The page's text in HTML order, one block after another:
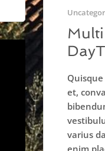
et,
varius
enim